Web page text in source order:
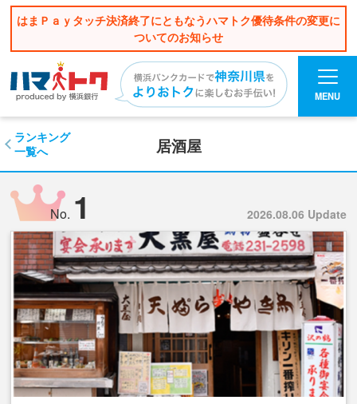
はまＰａｙタッチ決済終了にともなうハマトク優待条件の変更に
ついてのお知らせ
MENU
居酒屋
ランキング
一覧へ
2026.08.06 Update
No. 1